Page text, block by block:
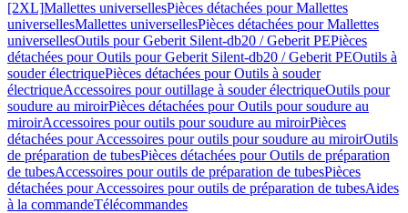
[2XL]Mallettes universellesPièces détachées pour Mallettes
universellesMallettes universellesPièces détachées pour Mallettes
universellesOutils pour Geberit Silent-db20 / Geberit PEPièces
détachées pour Outils pour Geberit Silent-db20 / Geberit PEOutils à
souder électriquePièces détachées pour Outils à souder
électriqueAccessoires pour outillage à souder électriqueOutils pour
soudure au miroirPièces détachées pour Outils pour soudure au
miroirAccessoires pour outils pour soudure au miroirPièces
détachées pour Accessoires pour outils pour soudure au miroirOutils
de préparation de tubesPièces détachées pour Outils de préparation
de tubesAccessoires pour outils de préparation de tubesPièces
détachées pour Accessoires pour outils de préparation de tubesAides
à la commandeTélécommandes